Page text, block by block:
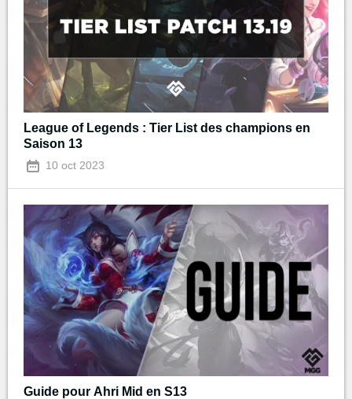
League of Legends : Tier List des champions en
Saison 13
10 oct 2023
Guide pour Ahri Mid en S13